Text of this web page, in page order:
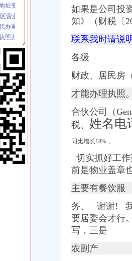
营业执照代办|工商执照代办价格|重庆
办重庆工商执照年检代办
照办理公司注销服务重庆工商年检今
分类
程大揭之（一）-商务服务-绍兴
营业执照营业费用】价格_厂家_图片-
度知道
册工商营业执照-重庆58同城
网
执照代办-爱喇叭网
宅可以注册公司吗？_【公司注册服务】
办观音桥施工资质代办渝北安全许可证
质代办渝北安全许可证代办江北工商执
照的变更或注销_第1页_家住南京家在
、工商注册专业好助手】渝北
办营业执照上海采购/批发价格-中国
记账、一般纳税人登记】重庆南岸
址,5天拿营业执照-渝北加州工商
办消防公司专业,【重庆渝盾】】-
记账营业执照代办_商务圈网
如果是公司投
知》（财税〔
联系我时请说
各级
财政、居民房
才能办理执照
合伙公司（
税、 姓名电
同比增长18%，
切实抓好工
前是物业盖章
主要有餐饮服
务、 谢谢! 我
要居委会才行
写， 三是
农副产